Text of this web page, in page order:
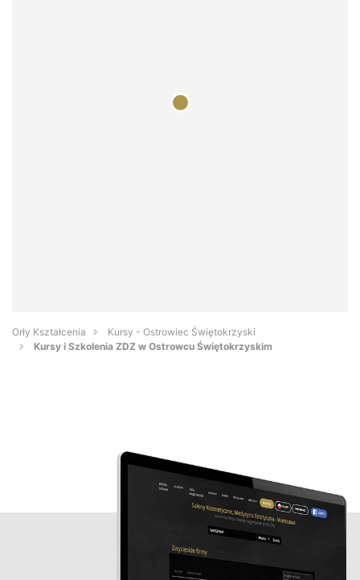
Orły Kształcenia
Kursy - Ostrowiec Świętokrzyski
Kursy i Szkolenia ZDZ w Ostrowcu Świętokrzyskim